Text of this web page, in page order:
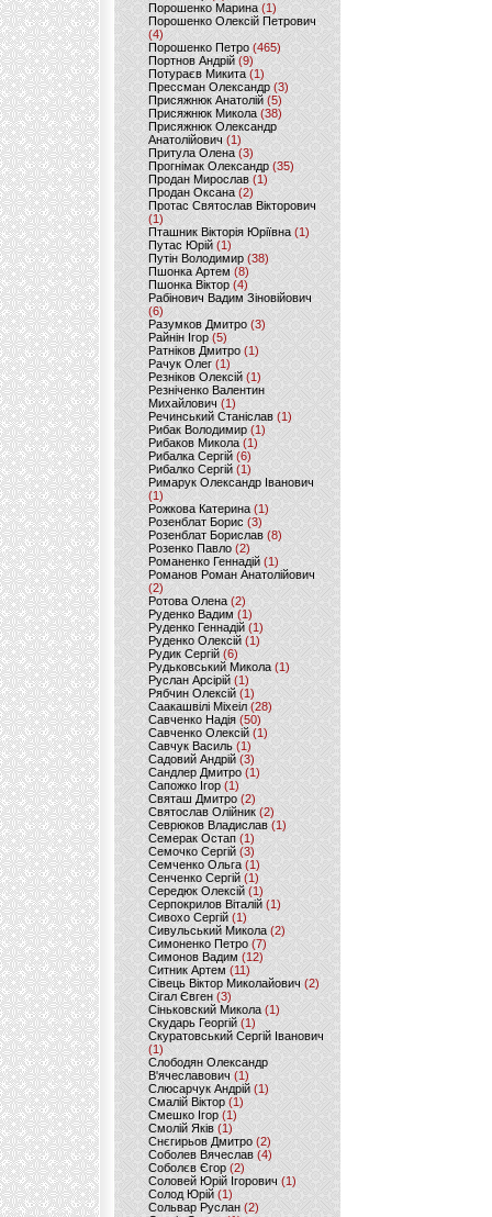
Порошенко Марина (1)
Порошенко Олексій Петрович
(4)
Порошенко Петро (465)
Портнов Андрій (9)
Потураєв Микита(1)
Прессман Олександр(3)
Присяжнюк Анатолій (5)
Присяжнюк Микола (38)
Присяжнюк Олександр
Анатолійович (1)
Притула Олена (3)
Прогнімак Олександр(35)
Продан Мирослав(1)
Продан Оксана (2)
Протас Святослав Вікторович
(1)
Пташник Вікторія Юріївна (1)
Путас Юрій (1)
Путін Володимир(38)
Пшонка Артем (8)
Пшонка Віктор(4)
Рабінович Вадим Зіновійович
(6)
Разумков Дмитро (3)
Райнін Ігор(5)
Ратніков Дмитро (1)
Рачук Олег (1)
Резніков Олексій(1)
Резніченко Валентин
Михайлович (1)
Речинський Станіслав (1)
Рибак Володимир(1)
Рибаков Микола(1)
Рибалка Сергій (6)
Рибалко Сергій (1)
Римарук Олександр Іванович
(1)
Рожкова Катерина(1)
Розенблат Борис (3)
Розенблат Борислав (8)
Розенко Павло (2)
Романенко Геннадій (1)
Романов Роман Анатолійович
(2)
Ротова Олена(2)
Руденко Вадим (1)
Руденко Геннадій (1)
Руденко Олексій(1)
Рудик Сергій(6)
Рудьковський Микола (1)
Руслан Арсірій(1)
Рябчин Олексій (1)
Саакашвілі Міхеіл(28)
Савченко Надія (50)
Савченко Олексій(1)
Савчук Василь (1)
Садовий Андрій (3)
Сандлер Дмитро(1)
Сапожко Ігор(1)
Святаш Дмитро (2)
Святослав Олійник (2)
Севрюков Владислав (1)
Семерак Остап (1)
Семочко Сергій (3)
Семченко Ольга (1)
Сенченко Сергій(1)
Середюк Олексій(1)
Серпокрилов Віталій(1)
Сивохо Сергій(1)
Сивульський Микола(2)
Симоненко Петро(7)
Симонов Вадим (12)
Ситник Артем(11)
Сівець Віктор Миколайович(2)
Сігал Євген (3)
Сіньковский Микола(1)
Скударь Георгій (1)
Скуратовський Сергій Іванович
(1)
Слободян Олександр
В'ячеславович(1)
Слюсарчук Андрій(1)
Смалій Віктор (1)
Смешко Ігор (1)
Смолій Яків (1)
Снєгирьов Дмитро (2)
Соболев Вячеслав (4)
Соболєв Єгор(2)
Соловей Юрій Ігорович (1)
Солод Юрій (1)
Сольвар Руслан (2)